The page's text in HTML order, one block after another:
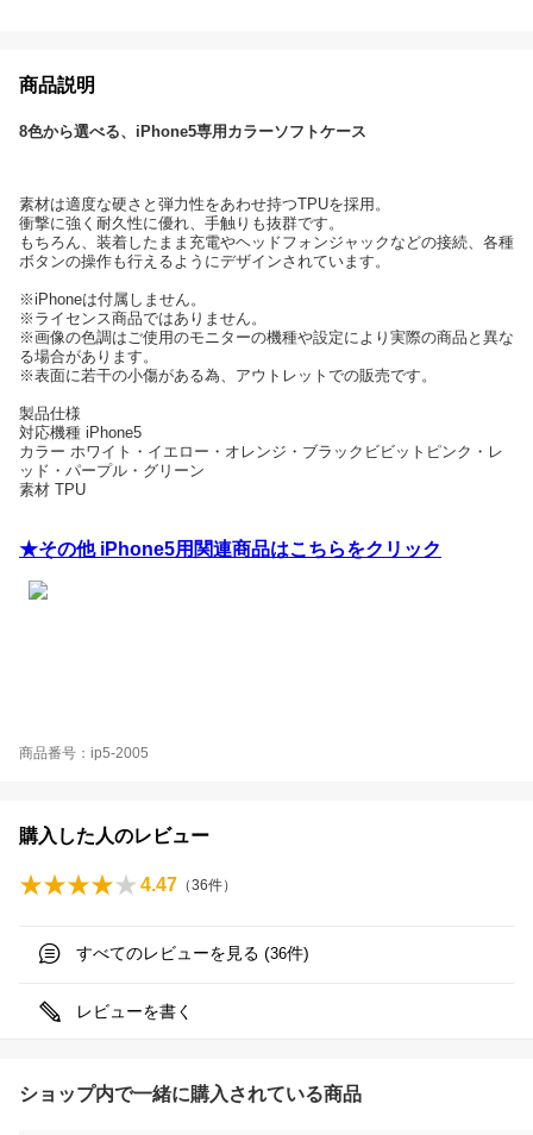
商品説明
8色から選べる、iPhone5専用カラーソフトケース
素材は適度な硬さと弾力性をあわせ持つTPUを採用。
衝撃に強く耐久性に優れ、手触りも抜群です。
もちろん、装着したまま充電やヘッドフォンジャックなどの接続、各種
ボタンの操作も行えるようにデザインされています。
※iPhoneは付属しません。
※ライセンス商品ではありません。
※画像の色調はご使用のモニターの機種や設定により実際の商品と異な
る場合があります。
※表面に若干の小傷がある為、アウトレットでの販売です。
製品仕様
対応機種 iPhone5
カラー ホワイト・イエロー・オレンジ・ブラックビビットピンク・レ
ッド・パープル・グリーン
素材 TPU
★その他 iPhone5用関連商品はこちらをクリック
商品番号：ip5-2005
購入した人のレビュー
4.47 （36件）
すべてのレビューを見る (36件)
レビューを書く
ショップ内で一緒に購入されている商品